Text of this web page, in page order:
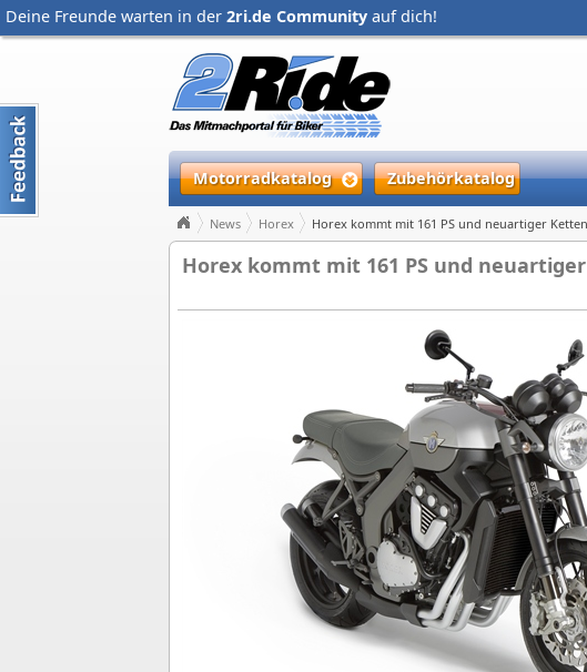
Deine Freunde warten in der 2ri.de Community auf dich!
Motorradkatalog Zubehörkatalog
News Horex Horex kommt mit 161 PS und neuartiger
Horex kommt mit 161 PS und